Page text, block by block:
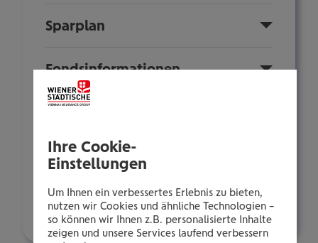
Sparplan
Fondsinformationen
Anlegerinformationen
Zusammensetzung
Ihre Cookie-
Einstellungen
Um Ihnen ein verbessertes Erlebnis zu bieten,
nutzen wir Cookies und ähnliche Technologien –
so können wir Ihnen z.B. personalisierte Inhalte
zeigen und unsere Services laufend verbessern